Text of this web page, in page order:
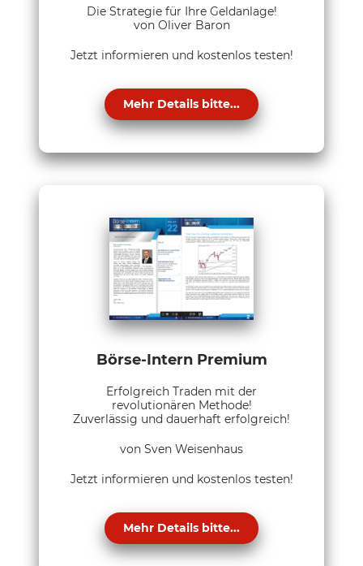
Die Strategie für Ihre Geldanlage!
von Oliver Baron
Jetzt informieren und kostenlos testen!
Mehr Details bitte...
Börse-Intern Premium
Erfolgreich Traden mit der
revolutionären Methode!
Zuverlässig und dauerhaft erfolgreich!
von Sven Weisenhaus
Jetzt informieren und kostenlos testen!
Mehr Details bitte...